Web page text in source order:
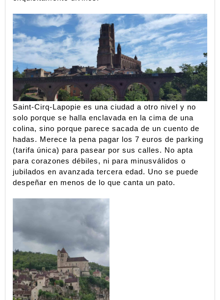
Saint-Cirq-Lapopie es una ciudad a otro nivel y no
solo porque se halla enclavada en la cima de una
colina, sino porque parece sacada de un cuento de
hadas. Merece la pena pagar los 7 euros de parking
(tarifa única) para pasear por sus calles. No apta
para corazones débiles, ni para minusválidos o
jubilados en avanzada tercera edad. Uno se puede
despeñar en menos de lo que canta un pato.